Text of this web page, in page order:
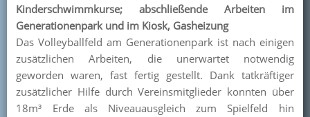
Kinderschwimmkurse; abschließende Arbeiten im
Generationenpark und im Kiosk, Gasheizung
Das Volleyballfeld am Generationenpark ist nach einigen
zusätzlichen Arbeiten, die unerwartet notwendig
geworden waren, fast fertig gestellt. Dank tatkräftiger
zusätzlicher Hilfe durch Vereinsmitglieder konnten über
18m³ Erde als Niveauausgleich zum Spielfeld hin